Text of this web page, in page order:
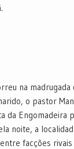
na madrugada
o pastor
da Engomadeira
noite, a
facções